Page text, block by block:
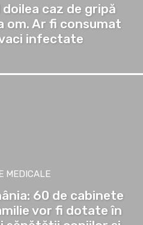
caz de gripă
om. Ar fi consumat
infectate
MEDICALE
60 de cabinete
vor fi dotate în